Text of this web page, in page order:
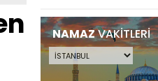
NAMAZVAKİTLERİ